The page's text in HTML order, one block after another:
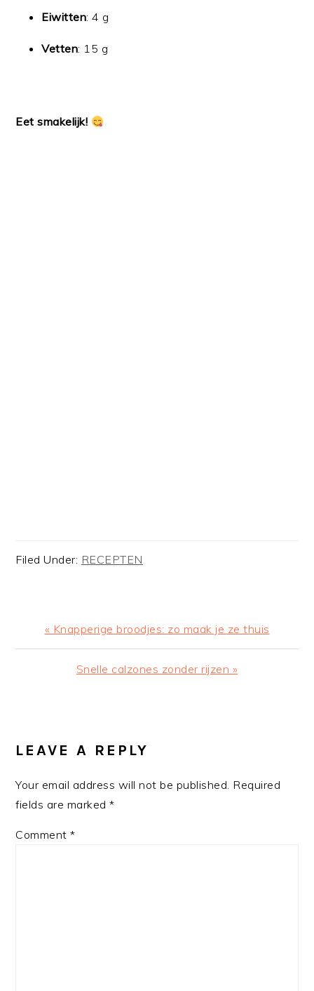
Eiwitten: 4 g
Vetten: 15 g
Eet smakelijk!
Filed Under: RECEPTEN
Previous
Post:
« Knapperige broodjes: zo maak je ze thuis
Next
Snelle calzones zonder rijzen »
INTERACTIONS
LEAVE A REPLY
Your email address will not be published. Required
fields are marked*
Comment*